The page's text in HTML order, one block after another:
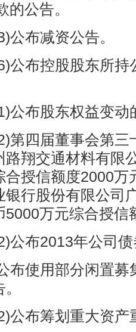
公告。
公布减资公告。
公布控股股东所持
公布股东权益变动
第四届董事会第三
翔交通材料有限
合授信额度2000万
银行股份有限公司
万元综合授信
公布2013年公司
布使用部分闲置募
公布筹划重大资